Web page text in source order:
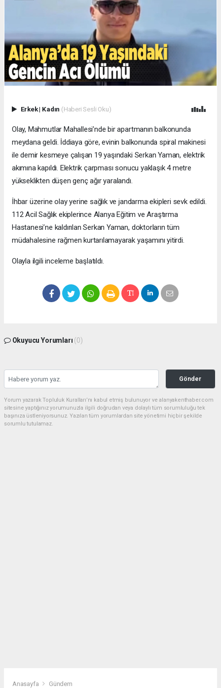
Erkek| Kadın (Haberi Sesli Oku)
Olay, Mahmutlar Mahallesi’nde bir apartmanın balkonunda
meydana geldi. İddiaya göre, evinin balkonunda spiral makinesi
ile demir kesmeye çalışan 19 yaşındaki Serkan Yaman, elektrik
akımına kapıldı. Elektrik çarpması sonucu yaklaşık 4 metre
yükseklikten düşen genç ağır yaralandı.
İhbar üzerine olay yerine sağlık ve jandarma ekipleri sevk edildi.
112 Acil Sağlık ekiplerince Alanya Eğitim ve Araştırma
Hastanesi’ne kaldırılan Serkan Yaman, doktorların tüm
müdahalesine rağmen kurtarılamayarak yaşamını yitirdi.
Olayla ilgili inceleme başlatıldı.
Okuyucu Yorumları (0)
Gönder
Yorum yazarak Topluluk Kuralları’nı kabul etmiş bulunuyor ve alanyakenthaber.com
sitesine yaptığınız yorumunuzla ilgili doğrudan veya dolaylı tüm sorumluluğu tek
başınıza üstleniyorsunuz. Yazılan tüm yorumlardan site yönetimi hiçbir şekilde
sorumlu tutulamaz.
Anasayfa Gündem